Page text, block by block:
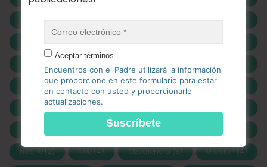
Homeschooling(2) Humildad(3) Imposibles
Jesús(4)
Llanto(3)
Noche(2) Noé(4) Obediencia(3) Oración(4)
Aceptar términos
Encuentros con el Padre utilizará la información
que proporcione en este formulario para estar
en contacto con usted y proporcionarle
actualizaciones.